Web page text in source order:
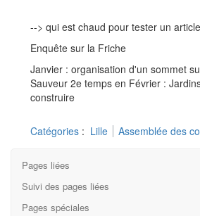
--> qui est chaud pour tester un
Enquête sur la Friche
Janvier : organisation d'un sommet
Sauveur 2e temps en Février :
construire
Catégories : Lille Assemblée des
Pages liées
Suivi des pages liées
Pages spéciales